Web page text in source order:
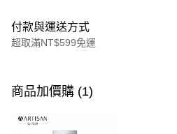
付款與運送方式
超取滿NT$599免運
信用卡一次付款
超商取貨付款
商品加價購 (1)